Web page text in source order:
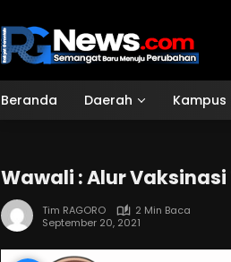
Beranda Daerah Kampus
Wawali : Alur
Tim RAGORO
2 Min Baca
September 20, 2021